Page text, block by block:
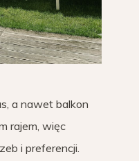
a nawet balkon
rajem, więc
i preferencji.